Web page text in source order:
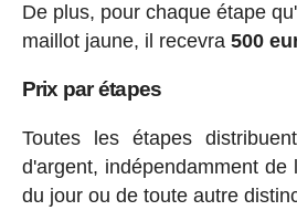
De plus, pour chaque étape
maillot jaune, il recevra 500
Prix par étapes
Toutes les étapes
d'argent, indépendamment de
du jour ou de toute autre